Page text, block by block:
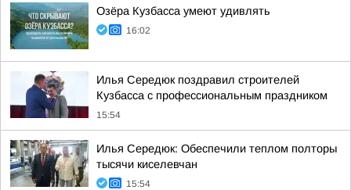
Озёра Кузбасса умеют удивлять
16:02
Илья Середюк поздравил строителей
Кузбасса с профессиональным праздником
15:54
Илья Середюк: Обеспечили теплом полторы
тысячи киселевчан
15:54